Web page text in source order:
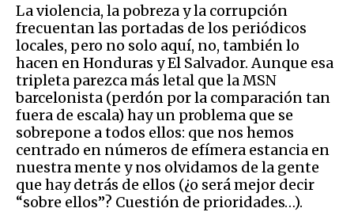
La violencia, la pobreza y la corrupción
frecuentan las portadas de los periódicos
locales, pero no solo aquí, no, también lo
hacen en Honduras y El Salvador. Aunque esa
tripleta parezca más letal que la MSN
barcelonista (perdón por la comparación tan
fuera de escala) hay un problema que se
sobrepone a todos ellos: que nos hemos
centrado en números de efímera estancia en
nuestra mente y nos olvidamos de la gente
que hay detrás de ellos (¿o será mejor decir
“sobre ellos”? Cuestión de prioridades…).